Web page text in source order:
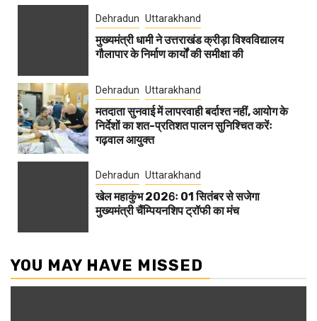
Dehradun Uttarakhand
मुख्यमंत्री धामी ने उत्तराखंड क्रीड़ा विश्वविद्यालय
गौलापार के निर्माण कार्यों की समीक्षा की
Dehradun Uttarakhand
मतदाता सुनवाई में लापरवाही बर्दाश्त नहीं, आयोग के
निर्देशों का शत-प्रतिशत पालन सुनिश्चित करेंः
गढ़वाल आयुक्त
Dehradun Uttarakhand
खेल महाकुंभ 2026ः 01 सितंबर से सजेगा
मुख्यमंत्री चैंम्पियनशिप ट्रॉफी का मंच
YOU MAY HAVE MISSED